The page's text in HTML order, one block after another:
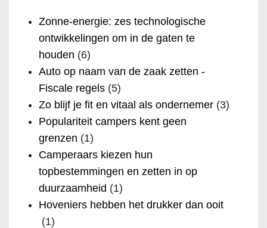
Zonne-energie: zes technologische
ontwikkelingen om in de gaten te
houden (6)
Auto op naam van de zaak zetten -
Fiscale regels (5)
Zo blijf je fit en vitaal als ondernemer (3)
Populariteit campers kent geen
grenzen (1)
Camperaars kiezen hun
topbestemmingen en zetten in op
duurzaamheid (1)
Hoveniers hebben het drukker dan ooit
(1)